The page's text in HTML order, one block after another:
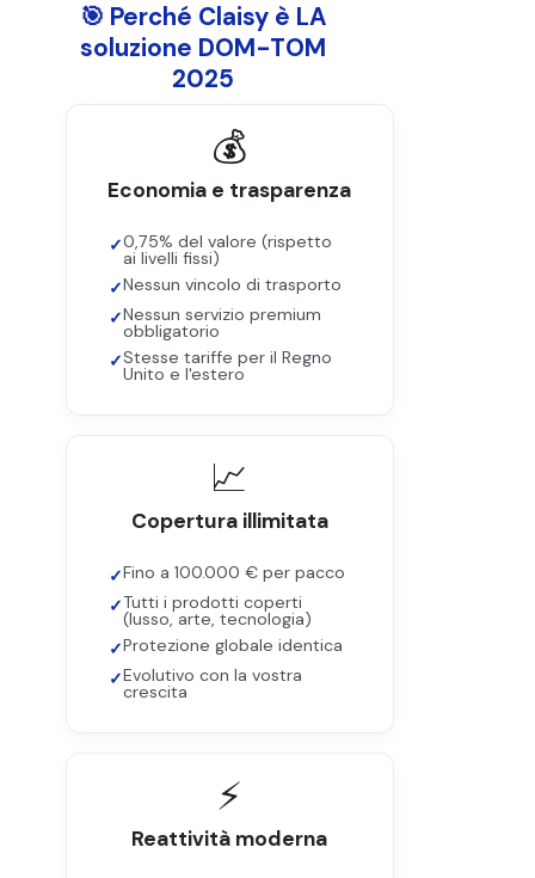
🎯 Perché Claisy è LA
soluzione DOM-TOM
2025
💰
Economia e trasparenza
0,75% del valore (rispetto
ai livelli fissi)
Nessun vincolo di trasporto
Nessun servizio premium
obbligatorio
Stesse tariffe per il Regno
Unito e l'estero
📈
Copertura illimitata
Fino a 100.000 € per pacco
Tutti i prodotti coperti
(lusso, arte, tecnologia)
Protezione globale identica
Evolutivo con la vostra
crescita
⚡
Reattività moderna